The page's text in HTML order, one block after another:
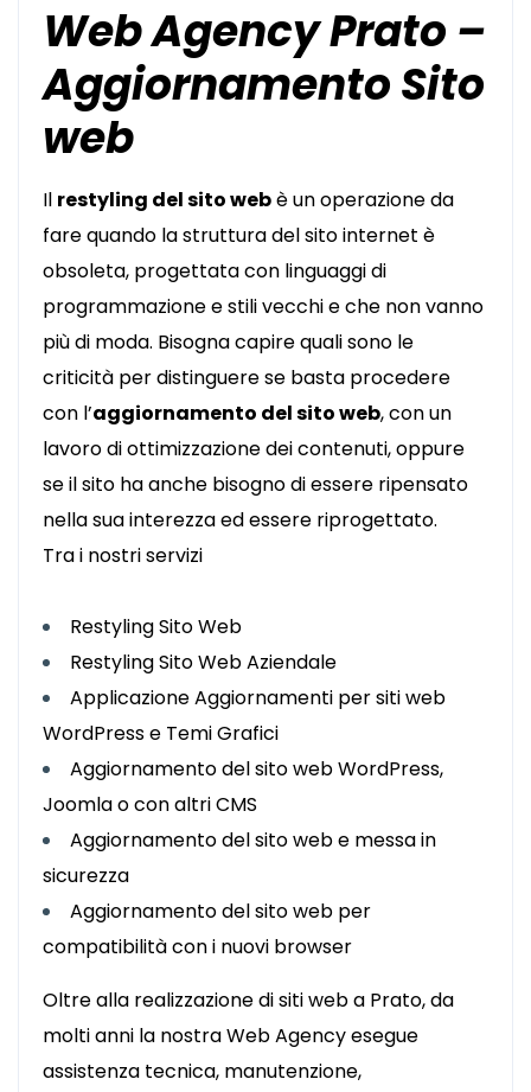
Web Agency Prato –
Aggiornamento Sito
web
Il restyling del sito webè un operazione da
fare quando la struttura del sito internet è
obsoleta, progettata con linguaggi di
programmazione e stili vecchi e che non vanno
più di moda. Bisogna capire quali sono le
criticità per distinguere se basta procedere
con l’aggiornamento del sito web, con un
lavoro di ottimizzazione dei contenuti, oppure
se il sito ha anche bisogno di essere ripensato
nella sua interezza ed essere riprogettato.
Tra i nostri servizi
Restyling Sito Web
Restyling Sito Web Aziendale
Applicazione Aggiornamenti per siti web
WordPress e Temi Grafici
Aggiornamento del sito web WordPress,
Joomla o con altri CMS
Aggiornamento del sito web e messa in
sicurezza
Aggiornamento del sito web per
compatibilità con i nuovi browser
Oltre alla realizzazione di siti web a Prato, da
molti anni la nostra Web Agency esegue
assistenza tecnica, manutenzione,